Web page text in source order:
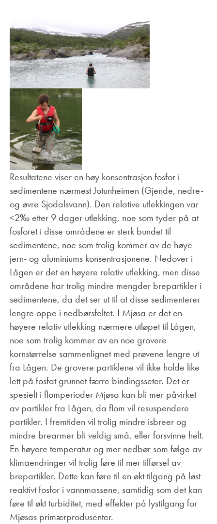
Resultatene viser en høy konsentrasjon fosfor i
sedimentene nærmest Jotunheimen (Gjende, nedre-
og øvre Sjodalsvann). Den relative utlekkingen var
<2‰ etter 9 dager utlekking, noe som tyder på at
fosforet i disse områdene er sterk bundet til
sedimentene, noe som trolig kommer av de høye
jern- og aluminiums konsentrasjonene. Nedover i
Lågen er det en høyere relativ utlekking, men disse
områdene har trolig mindre mengder brepartikler i
sedimentene, da det ser ut til at disse sedimenterer
lengre oppe i nedbørsfeltet. I Mjøsa er det en
høyere relativ utlekking nærmere utløpet til Lågen,
noe som trolig kommer av en noe grovere
kornstørrelse sammenlignet med prøvene lengre ut
fra Lågen. De grovere partiklene vil ikke holde like
lett på fosfat grunnet færre bindingsseter. Det er
spesielt i flomperioder Mjøsa kan bli mer påvirket
av partikler fra Lågen, da flom vil resuspendere
partikler. I fremtiden vil trolig mindre isbreer og
mindre brearmer bli veldig små, eller forsvinne helt.
En høyere temperatur og mer nedbør som følge av
klimaendringer vil trolig føre til mer tilførsel av
brepartikler. Dette kan føre til en økt tilgang på løst
reaktivt fosfor i vannmassene, samtidig som det kan
føre til økt turbiditet, med effekter på lystilgang for
Mjøsas primærprodusenter.